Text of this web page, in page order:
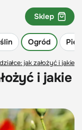
Ogród
Sklep
jak założyć i jakie
i jakie